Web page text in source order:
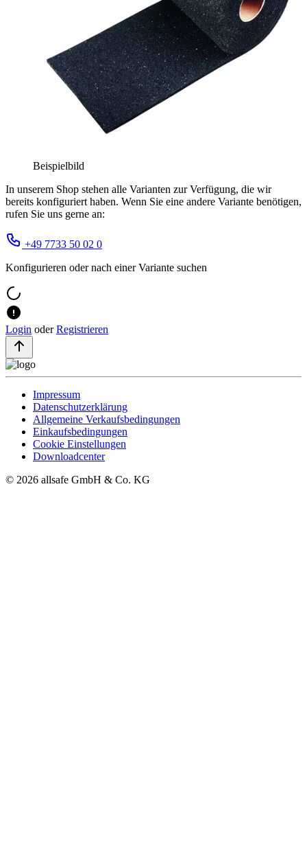
Beispielbild
In unserem Shop stehen alle Varianten zur Verfügung, die wir
bereits konfiguriert haben. Wenn Sie eine andere Variante benötigen,
rufen Sie uns gerne an:
+49 7733 50 02 0
Konfigurieren oder nach einer Variante suchen
Login oder Registrieren
Impressum
Datenschutzerklärung
Allgemeine Verkaufsbedingungen
Einkaufsbedingungen
Cookie Einstellungen
Downloadcenter
© 2026 allsafe GmbH & Co. KG